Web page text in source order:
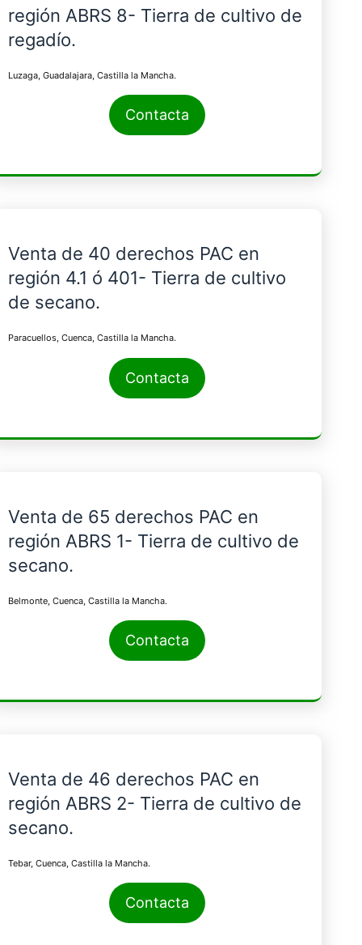
región ABRS 8- Tierra de cultivo de
regadío.
Luzaga, Guadalajara, Castilla la Mancha.
Contacta
Venta de 40 derechos PAC en
región 4.1 ó 401- Tierra de cultivo
de secano.
Paracuellos, Cuenca, Castilla la Mancha.
Contacta
Venta de 65 derechos PAC en
región ABRS 1- Tierra de cultivo de
secano.
Belmonte, Cuenca, Castilla la Mancha.
Contacta
Venta de 46 derechos PAC en
región ABRS 2- Tierra de cultivo de
secano.
Tebar, Cuenca, Castilla la Mancha.
Contacta